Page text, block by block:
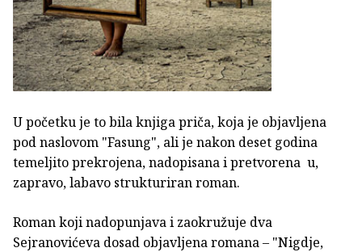
U početku je to bila knjiga priča, koja je objavljena
pod naslovom "Fasung", ali je nakon deset godina
temeljito prekrojena, nadopisana i pretvorena u,
zapravo, labavo strukturiran roman.
Roman koji nadopunjava i zaokružuje dva
Sejranovićeva dosad objavljena romana – "Nigdje,